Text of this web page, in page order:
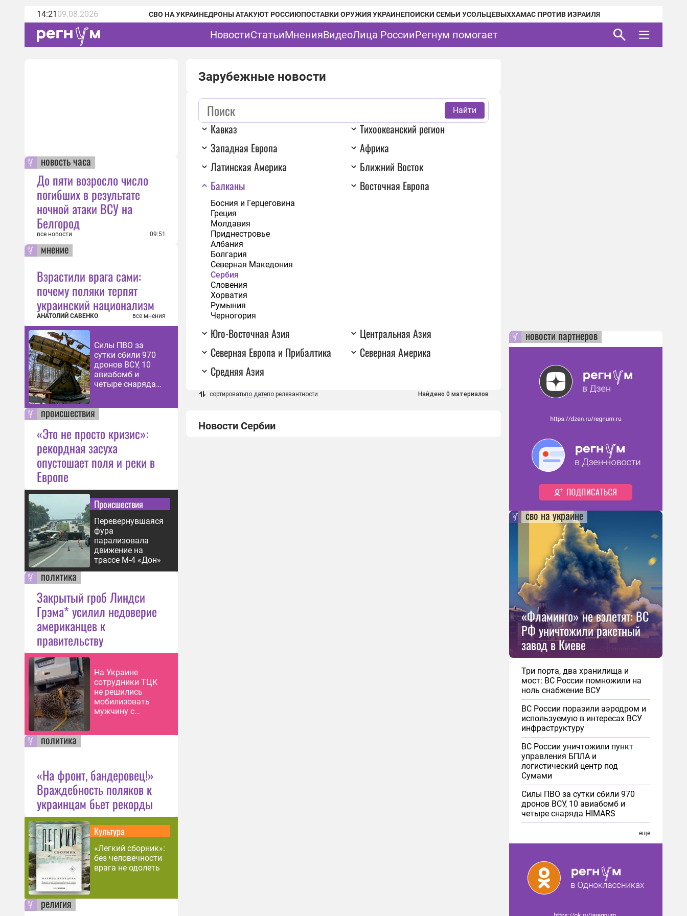
14:21 09.08.2026 СВО НА УКРАИНЕДРОНЫ АТАКУЮТ РОССИЮПОСТАВКИ ОРУЖИЯ УКРАИНЕПОИСКИ СЕМЬИ УСОЛЬЦЕВЫХХАМАС ПРОТИВ ИЗРАИЛЯ
НовостиСтатьиМненияВидеоЛица РоссииРегнум помогает
новость часа
До пяти возросло число
погибших в результате
ночной атаки ВСУ на
Белгород
все новости 09:51
мнение
Взрастили врага сами:
почему поляки терпят
украинский национализм
АНАТОЛИЙ САВЕНКО все мнения
Силы ПВО за
сутки сбили 970
дронов ВСУ, 10
авиабомб и
четыре снаряда
происшествия
«Это не просто кризис»:
рекордная засуха
опустошает поля и реки в
Европе
Происшествия
Перевернувшаяся
фура
парализовала
движение на
трассе М-4 «Дон»
политика
Закрытый гроб Линдси
Грэма* усилил недоверие
американцев к
правительству
На Украине
сотрудники ТЦК
не решились
мобилизовать
мужчину с
политика
«На фронт, бандеровец!»
Враждебность поляков к
украинцам бьет рекорды
Культура
«Легкий сборник»:
без человечности
врага не одолеть
религия
Зарубежные новости
Найти
Кавказ
Тихоокеанский регион
Западная Европа
Африка
Латинская Америка
Ближний Восток
Балканы
Босния и Герцеговина
Греция
Молдавия
Приднестровье
Албания
Болгария
Северная Македония
Сербия
Словения
Хорватия
Румыния
Черногория
Восточная Европа
Юго-Восточная Азия
Центральная Азия
Северная Европа и Прибалтика
Северная Америка
Средняя Азия
сортироватьпо датепо релевантности Найдено 0 материалов
Новости Сербии
новости партнеров
сво на украине
«Фламинго» не взлетят: ВС
РФ уничтожили ракетный
завод в Киеве
Три порта, два хранилища и
мост: ВС России помножили на
ноль снабжение ВСУ
ВС России поразили аэродром и
используемую в интересах ВСУ
инфраструктуру
ВС России уничтожили пункт
управления БПЛА и
логистический центр под
Сумами
Силы ПВО за сутки сбили 970
дронов ВСУ, 10 авиабомб и
четыре снаряда HIMARS
еще